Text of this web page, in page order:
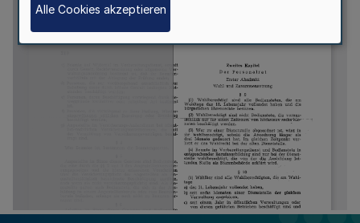
Alle Cookies akzeptieren